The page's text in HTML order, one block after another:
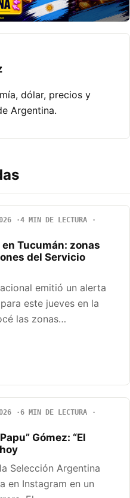
dólar, precios y
Argentina.
4 MIN DE LECTURA
Tucumán: zonas
del Servicio
emitió un alerta
este jueves en la
las zonas…
6 MIN DE LECTURA
Gómez: “El
Selección Argentina
en Instagram en un